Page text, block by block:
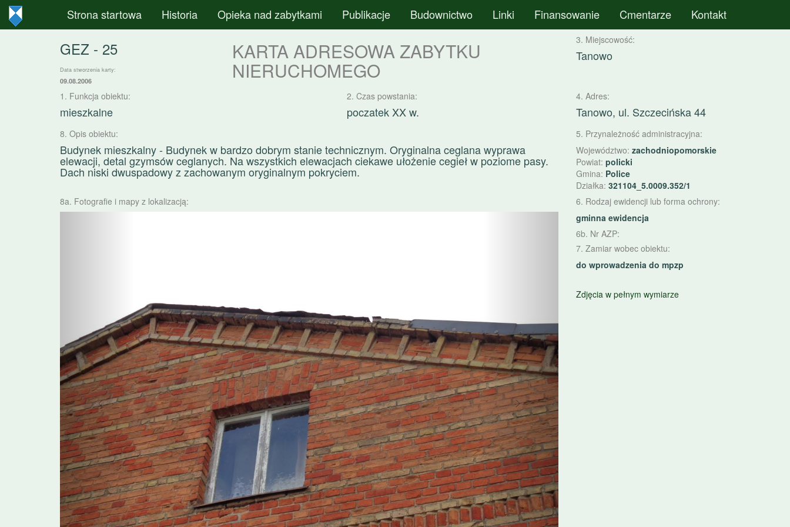
Strona startowa Historia Opieka nad zabytkami Publikacje Budownictwo Linki Finansowanie Cmentarze Kontakt
GEZ - 25
Data stworzenia karty:
09.08.2006
KARTA ADRESOWA ZABYTKU
NIERUCHOMEGO
3. Miejscowość:
Tanowo
1. Funkcja obiektu:
mieszkalne
2. Czas powstania:
poczatek XX w.
4. Adres:
Tanowo, ul. Szczecińska 44
8. Opis obiektu:
Budynek mieszkalny - Budynek w bardzo dobrym stanie technicznym. Oryginalna ceglana wyprawa
elewacji, detal gzymsów ceglanych. Na wszystkich elewacjach ciekawe ułożenie cegieł w poziome pasy.
Dach niski dwuspadowy z zachowanym oryginalnym pokryciem.
5. Przynależność administracyjna:
Województwo: zachodniopomorskie
Powiat: policki
Gmina: Police
Działka: 321104_5.0009.352/1
8a. Fotografie i mapy z lokalizacją:
6. Rodzaj ewidencji lub forma ochrony:
gminna ewidencja
6b. Nr AZP:
7. Zamiar wobec obiektu:
do wprowadzenia do mpzp
Zdjęcia w pełnym wymiarze